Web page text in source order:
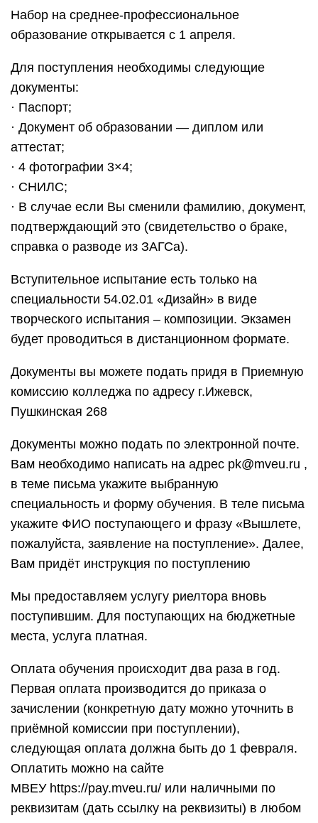
Набор на среднее-профессиональное
образование открывается с 1 апреля.
Для поступления необходимы следующие
документы:
· Паспорт;
· Документ об образовании — диплом или
аттестат;
· 4 фотографии 3×4;
· СНИЛС;
· В случае если Вы сменили фамилию, документ,
подтверждающий это (свидетельство о браке,
справка о разводе из ЗАГСа).
Вступительное испытание есть только на
специальности 54.02.01 «Дизайн» в виде
творческого испытания – композиции. Экзамен
будет проводиться в дистанционном формате.
Документы вы можете подать придя в Приемную
комиссию колледжа по адресу г.Ижевск,
Пушкинская 268
Документы можно подать по электронной почте.
Вам необходимо написать на адрес pk@mveu.ru ,
в теме письма укажите выбранную
специальность и форму обучения. В теле письма
укажите ФИО поступающего и фразу «Вышлете,
пожалуйста, заявление на поступление». Далее,
Вам придёт инструкция по поступлению
Мы предоставляем услугу риелтора вновь
поступившим. Для поступающих на бюджетные
места, услуга платная.
Оплата обучения происходит два раза в год.
Первая оплата производится до приказа о
зачислении (конкретную дату можно уточнить в
приёмной комиссии при поступлении),
следующая оплата должна быть до 1 февраля.
Оплатить можно на сайте
МВЕУ https://pay.mveu.ru/ или наличными по
реквизитам (дать ссылку на реквизиты) в любом